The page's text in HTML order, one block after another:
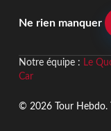
Ne rien manquer
Notre équipe : Le
Car
© 2026 Tour Hebdo.